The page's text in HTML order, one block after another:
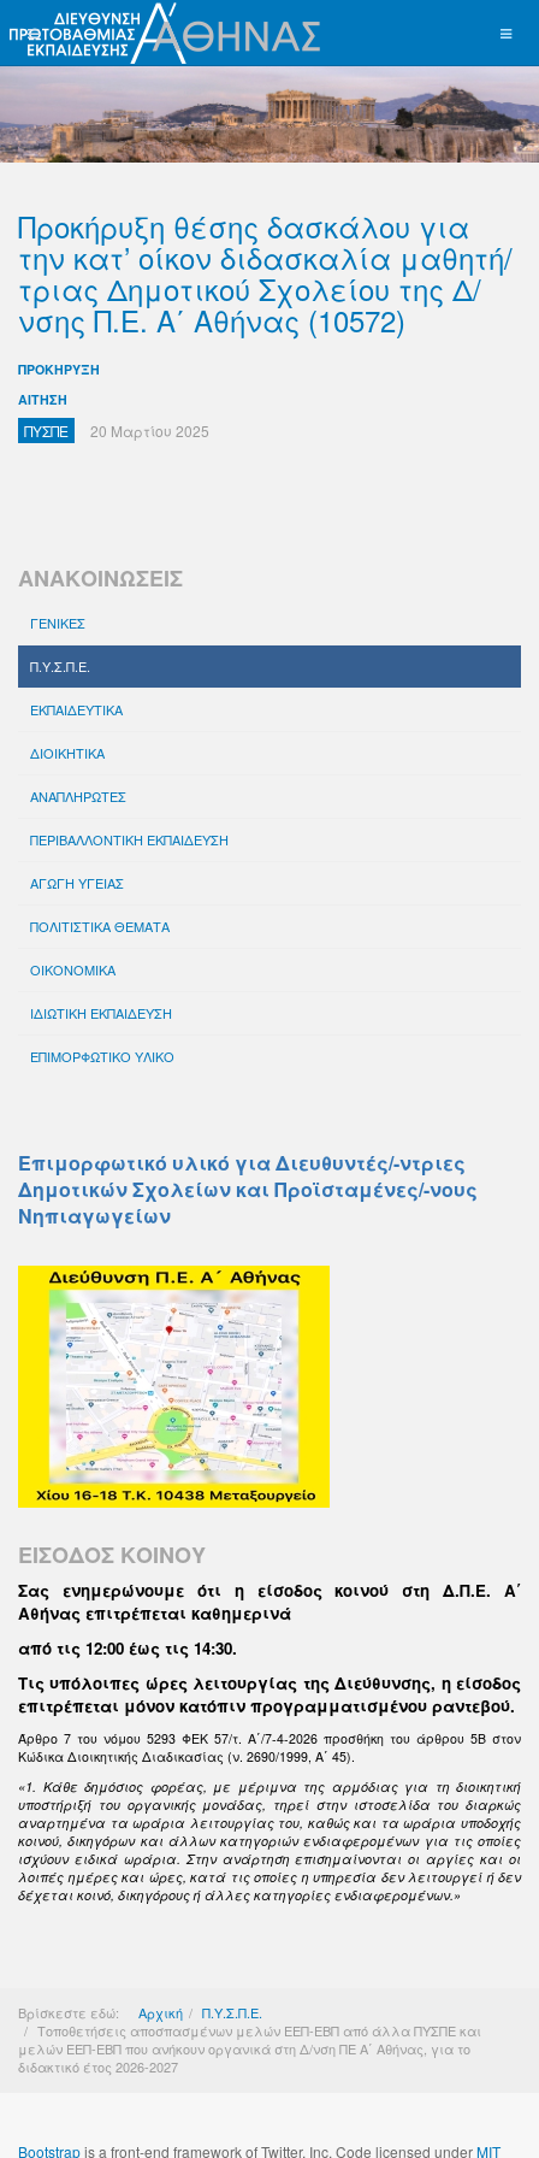
Προκήρυξη θέσης δασκάλου για
την κατ’ οίκον διδασκαλία μαθητή/
τριας Δημοτικού Σχολείου της Δ/
νσης Π.Ε. Α΄ Αθήνας (10572)
ΠΡΟΚΗΡΥΞΗ
ΑΙΤΗΣΗ
ΠΥΣΠΕ 20 Μαρτίου 2025
ΑΝΑΚΟΙΝΩΣΕΙΣ
ΓΕΝΙΚΕΣ
Π.Υ.Σ.Π.Ε.
ΕΚΠΑΙΔΕΥΤΙΚΑ
ΔΙΟΙΚΗΤΙΚΑ
ΑΝΑΠΛΗΡΩΤΕΣ
ΠΕΡΙΒΑΛΛΟΝΤΙΚΗ ΕΚΠΑΙΔΕΥΣΗ
ΑΓΩΓΗ ΥΓΕΙΑΣ
ΠΟΛΙΤΙΣΤΙΚΑ ΘΕΜΑΤΑ
ΟΙΚΟΝΟΜΙΚΑ
ΙΔΙΩΤΙΚΗ ΕΚΠΑΙΔΕΥΣΗ
ΕΠΙΜΟΡΦΩΤΙΚΟ ΥΛΙΚΟ
Επιμορφωτικό υλικό για Διευθυντές/-ντριες
Δημοτικών Σχολείων και Προϊσταμένες/-νους
Νηπιαγωγείων
ΕΙΣΟΔΟΣ ΚΟΙΝΟΥ
Σας ενημερώνουμε ότι η είσοδος κοινού στη Δ.Π.Ε. Α΄
Αθήνας επιτρέπεται καθημερινά
από τις 12:00 έως τις 14:30.
Τις υπόλοιπες ώρες λειτουργίας της Διεύθυνσης, η είσοδος
επιτρέπεται μόνον κατόπιν προγραμματισμένου ραντεβού.
Άρθρο 7 του νόμου 5293 ΦΕΚ 57/τ. Α΄/7-4-2026 προσθήκη του άρθρου 5Β στον
Κώδικα Διοικητικής Διαδικασίας (ν. 2690/1999, Α΄ 45).
«1. Κάθε δημόσιος φορέας, με μέριμνα της αρμόδιας για τη διοικητική
υποστήριξή του οργανικής μονάδας, τηρεί στην ιστοσελίδα του διαρκώς
αναρτημένα τα ωράρια λειτουργίας του, καθώς και τα ωράρια υποδοχής
κοινού, δικηγόρων και άλλων κατηγοριών ενδιαφερομένων για τις οποίες
ισχύουν ειδικά ωράρια. Στην ανάρτηση επισημαίνονται οι αργίες και οι
λοιπές ημέρες και ώρες, κατά τις οποίες η υπηρεσία δεν λειτουργεί ή δεν
δέχεται κοινό, δικηγόρους ή άλλες κατηγορίες ενδιαφερομένων.»
Βρίσκεστε εδώ: Αρχική
Π.Υ.Σ.Π.Ε.
Τοποθετήσεις αποσπασμένων μελών ΕΕΠ-ΕΒΠ από άλλα ΠΥΣΠΕ και
μελών ΕΕΠ-ΕΒΠ που ανήκουν οργανικά στη Δ/νση ΠΕ Α΄ Αθήνας, για το
διδακτικό έτος 2026-2027
Bootstrapis a front-end framework of Twitter, Inc. Code licensed underMIT